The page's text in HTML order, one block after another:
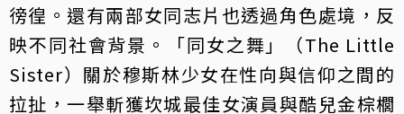
徬徨。還有兩部女同志片也透過角色處境，反
映不同社會背景。「同女之舞」（The Little
Sister）關於穆斯林少女在性向與信仰之間的
拉扯，一舉斬獲坎城最佳女演員與酷兒金棕櫚